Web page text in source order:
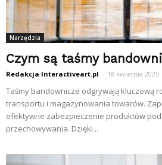
Narzędzia
Czym są taśmy
Redakcja Interactiveart.pl - 18 kwietnia 2025
Taśmy bandownicze odgrywają kluczową
transportu i magazynowania towarów.
efektywne zabezpieczenie produktów
przechowywania. Dzięki...